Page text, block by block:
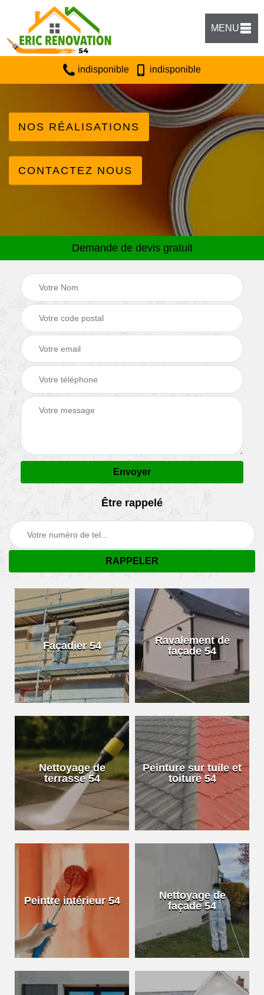
MENU
indisponible indisponible
NOS RÉALISATIONS
CONTACTEZ NOUS
Demande de devis gratuit
Être rappelé
Façadier 54
Ravalement de
façade 54
Nettoyage de
terrasse 54
Peinture sur tuile et
toiture 54
Peintre intérieur 54
Nettoyage de
façade 54